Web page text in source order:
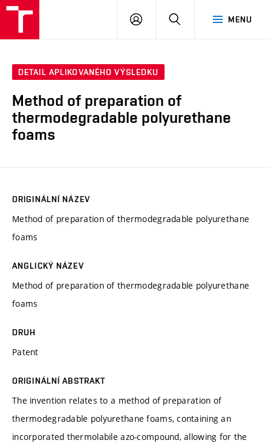
MENU
PŘIHLÁSIT
DETAIL APLIKOVANÉHO VÝSLEDKU
Method of preparation of
thermodegradable polyurethane
foams
ORIGINÁLNÍ NÁZEV
Method of preparation of thermodegradable polyurethane
foams
ANGLICKÝ NÁZEV
Method of preparation of thermodegradable polyurethane
foams
DRUH
Patent
ORIGINÁLNÍ ABSTRAKT
The invention relates to a method of preparation of
thermodegradable polyurethane foams, containing an
incorporated thermolabile azo-compound, allowing for the